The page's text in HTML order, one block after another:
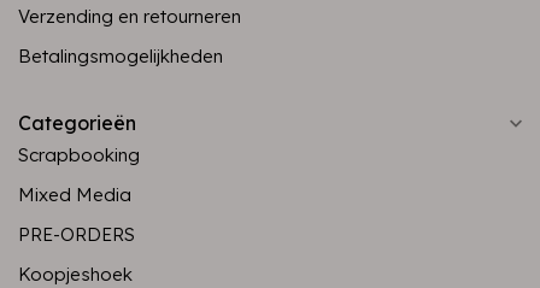
Verzending en retourneren
Betalingsmogelijkheden
Categorieën
Scrapbooking
Mixed Media
PRE-ORDERS
Koopjeshoek